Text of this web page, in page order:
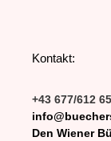
Kontakt:
+43 677/612
Den Wiener